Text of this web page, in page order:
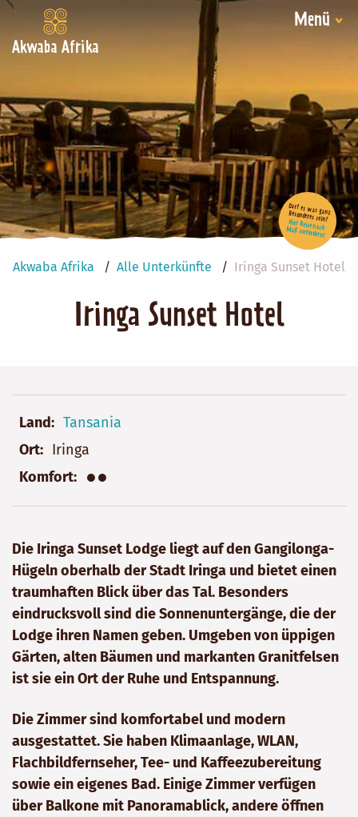
Akwaba Afrika
Menü
Akwaba Afrika Alle Unterkünfte Iringa Sunset Hotel
Iringa Sunset Hotel
Darf es was ganz Besonderes sein?
Hier Reise nach Maß anfordern!
Land
Tansania
Ort
Iringa
Komfort
●●
Die Iringa Sunset Lodge liegt auf den Gangilonga-
Hügeln oberhalb der Stadt Iringa und bietet einen
traumhaften Blick über das Tal. Besonders
eindrucksvoll sind die Sonnenuntergänge, die der
Lodge ihren Namen geben. Umgeben von üppigen
Gärten, alten Bäumen und markanten Granitfelsen
ist sie ein Ort der Ruhe und Entspannung.
Die Zimmer sind komfortabel und modern
ausgestattet. Sie haben Klimaanlage, WLAN,
Flachbildfernseher, Tee- und Kaffeezubereitung
sowie ein eigenes Bad. Einige Zimmer verfügen
über Balkone mit Panoramablick, andere öffnen